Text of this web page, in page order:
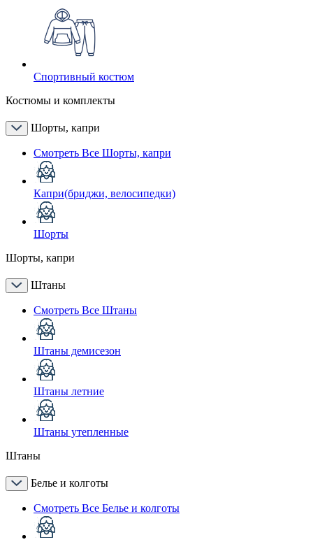
Спортивный костюм
Костюмы и комплекты
Шорты, капри
Смотреть Все Шорты, капри
Капри(бриджи, велосипедки)
Шорты
Шорты, капри
Штаны
Смотреть Все Штаны
Штаны демисезон
Штаны летние
Штаны утепленные
Штаны
Белье и колготы
Смотреть Все Белье и колготы